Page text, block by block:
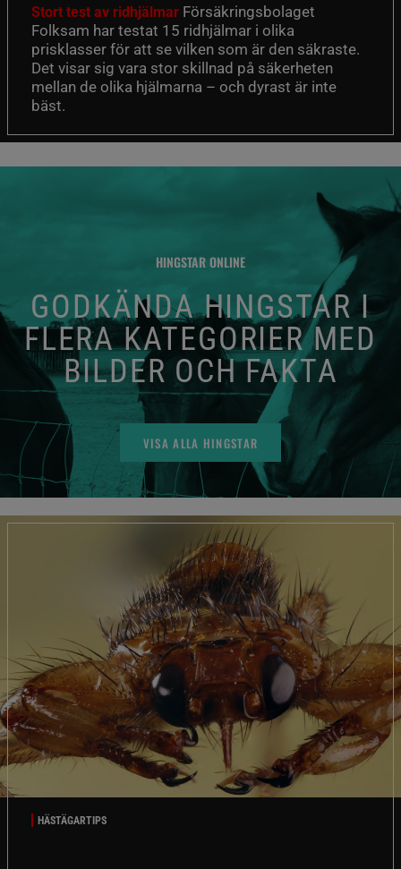
Stort test av ridhjälmar Försäkringsbolaget
Folksam har testat 15 ridhjälmar i olika
prisklasser för att se vilken som är den säkraste.
Det visar sig vara stor skillnad på säkerheten
mellan de olika hjälmarna – och dyrast är inte
bäst.
HINGSTAR ONLINE
GODKÄNDA HINGSTAR I
FLERA KATEGORIER MED
BILDER OCH FAKTA
VISA ALLA HINGSTAR
HÄSTÄGARTIPS